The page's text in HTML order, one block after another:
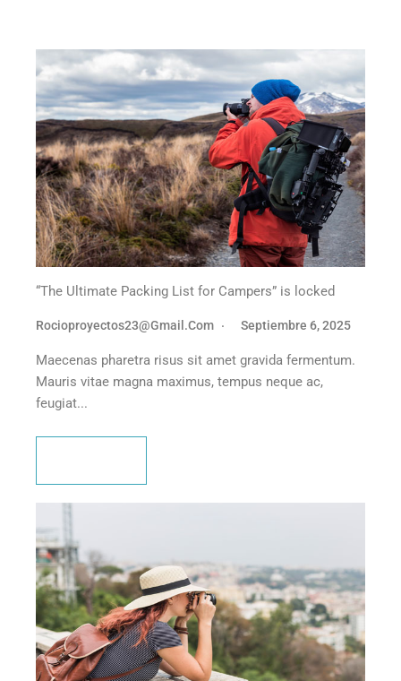
“The Ultimate Packing List for Campers” is locked
Rocioproyectos23@gmail.com Septiembre 6, 2025
Maecenas pharetra risus sit amet gravida fermentum.
Mauris vitae magna maximus, tempus neque ac,
feugiat...